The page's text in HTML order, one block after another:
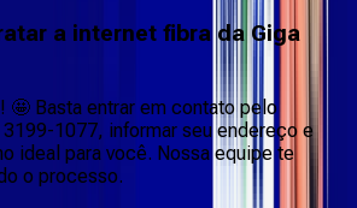
a internet fibra da Giga
🤩 Basta entrar em contato pelo
1077, informar seu endereço e
ideal para você. Nossa equipe te
o processo.